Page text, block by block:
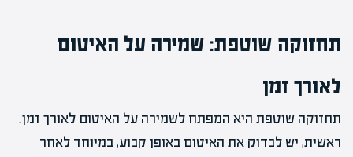
תחזוקה שוטפת: שמירה על האיטום
לאורך זמן
תחזוקה שוטפת היא המפתח לשמירה על האיטום לאורך זמן.
ראשית, יש לבדוק את האיטום באופן קבוע, במיוחד לאחר